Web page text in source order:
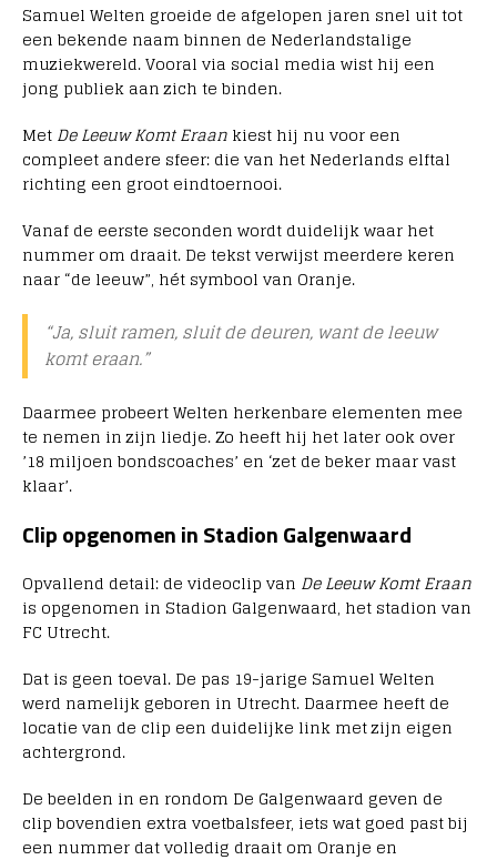
Samuel Welten groeide de afgelopen jaren snel uit tot
een bekende naam binnen de Nederlandstalige
muziekwereld. Vooral via social media wist hij een
jong publiek aan zich te binden.
Met De Leeuw Komt Eraan kiest hij nu voor een
compleet andere sfeer: die van het Nederlands elftal
richting een groot eindtoernooi.
Vanaf de eerste seconden wordt duidelijk waar het
nummer om draait. De tekst verwijst meerdere keren
naar “de leeuw”, hét symbool van Oranje.
“Ja, sluit ramen, sluit de deuren, want de leeuw
komt eraan.”
Daarmee probeert Welten herkenbare elementen mee
te nemen in zijn liedje. Zo heeft hij het later ook over
’18 miljoen bondscoaches’ en ‘zet de beker maar vast
klaar’.
Clip opgenomen in Stadion Galgenwaard
Opvallend detail: de videoclip van De Leeuw Komt Eraan
is opgenomen in Stadion Galgenwaard, het stadion van
FC Utrecht.
Dat is geen toeval. De pas 19-jarige Samuel Welten
werd namelijk geboren in Utrecht. Daarmee heeft de
locatie van de clip een duidelijke link met zijn eigen
achtergrond.
De beelden in en rondom De Galgenwaard geven de
clip bovendien extra voetbalsfeer, iets wat goed past bij
een nummer dat volledig draait om Oranje en